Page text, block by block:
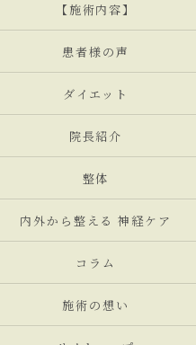
【施術内容】
患者様の声
ダイエット
院長紹介
整体
内外から整える 神経ケア
コラム
施術の想い